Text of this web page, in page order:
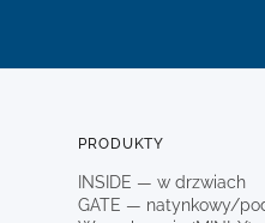
PRODUKTY
INSIDE — w drzwiach
GATE — natynkowy/